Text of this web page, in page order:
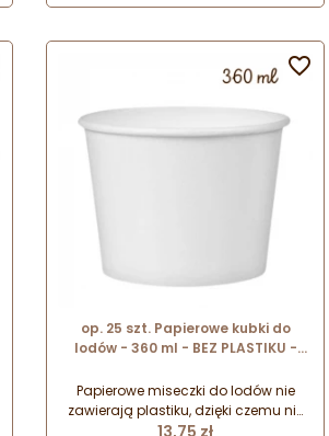
op. 25 szt. Papierowe kubki do
lodów - 360 ml - BEZ PLASTIKU -
lodów i deserów na wynos
Papierowe miseczki do lodów nie
zawierają plastiku, dzięki czemu nie
podlegają dodatkowej opłacie SUP
Cena
